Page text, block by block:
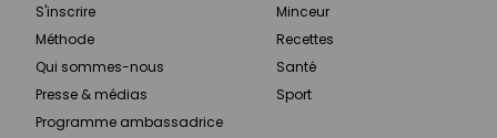
S'inscrire
Méthode
Qui sommes-nous
Presse & médias
Programme ambassadrice
Minceur
Recettes
Santé
Sport